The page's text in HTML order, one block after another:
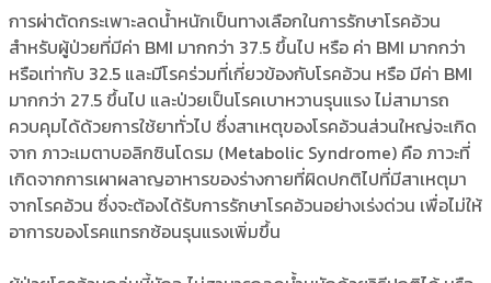
การผ่าตัดกระเพาะลดน้ำหนักเป็นทางเลือกในการรักษาโรคอ้วน
สำหรับผู้ป่วยที่มีค่า BMI มากกว่า 37.5 ขึ้นไป หรือ ค่า BMI มากกว่า
หรือเท่ากับ 32.5 และมีโรคร่วมที่เกี่ยวข้องกับโรคอ้วน หรือ มีค่า BMI
มากกว่า 27.5 ขึ้นไป และป่วยเป็นโรคเบาหวานรุนแรง ไม่สามารถ
ควบคุมได้ด้วยการใช้ยาทั่วไป ซึ่งสาเหตุของโรคอ้วนส่วนใหญ่จะเกิด
จาก ภาวะเมตาบอลิกซินโดรม (Metabolic Syndrome) คือ ภาวะที่
เกิดจากการเผาผลาญอาหารของร่างกายที่ผิดปกติไปที่มีสาเหตุมา
จากโรคอ้วน ซึ่งจะต้องได้รับการรักษาโรคอ้วนอย่างเร่งด่วน เพื่อไม่ให้
อาการของโรคแทรกซ้อนรุนแรงเพิ่มขึ้น